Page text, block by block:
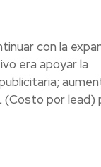
con la
era apoyar la
(Costo por lead)